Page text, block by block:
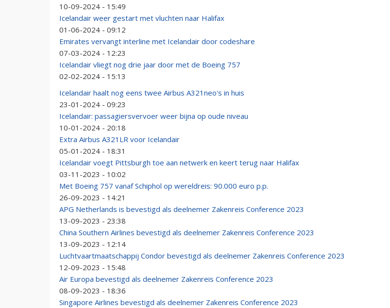
10-09-2024 - 15:49
Icelandair weer gestart met vluchten naar Halifax
01-06-2024 - 09:12
Emirates vervangt interline met Icelandair door codeshare
07-03-2024 - 12:23
Icelandair vliegt nog drie jaar door met de Boeing 757
02-02-2024 - 15:13
Icelandair haalt nog eens twee Airbus A321neo's in huis
23-01-2024 - 09:23
Icelandair: passagiersvervoer weer bijna op oude niveau
10-01-2024 - 20:18
Extra Airbus A321LR voor Icelandair
05-01-2024 - 18:31
Icelandair voegt Pittsburgh toe aan netwerk en keert terug naar Halifax
03-11-2023 - 10:02
Met Boeing 757 vanaf Schiphol op wereldreis: 90.000 euro p.p.
26-09-2023 - 14:21
APG Netherlands is bevestigd als deelnemer Zakenreis Conference 2023
13-09-2023 - 23:38
China Southern Airlines bevestigd als deelnemer Zakenreis Conference 2023
13-09-2023 - 12:14
Luchtvaartmaatschappij Condor bevestigd als deelnemer Zakenreis Conference 2023
12-09-2023 - 15:48
Air Europa bevestigd als deelnemer Zakenreis Conference 2023
08-09-2023 - 18:36
Singapore Airlines bevestigd als deelnemer Zakenreis Conference 2023